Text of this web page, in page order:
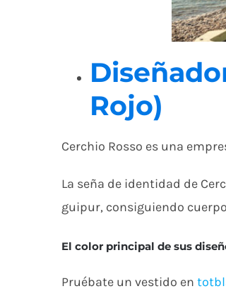
Rojo)
Cerchio Rosso es una
La seña de identidad de
guipur, consiguiendo
El color principal de sus
Pruébate un vestido en